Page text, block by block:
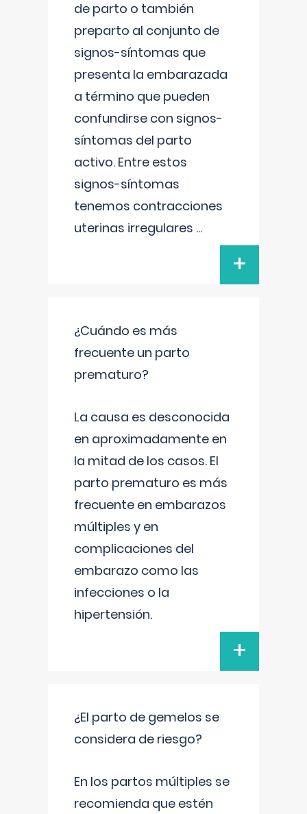
de parto o también
preparto al conjunto de
signos-síntomas que
presenta la embarazada
a término que pueden
confundirse con signos-
síntomas del parto
activo. Entre estos
signos-síntomas
tenemos contracciones
uterinas irregulares ...
+
¿Cuándo es más
frecuente un parto
prematuro?
La causa es desconocida
en aproximadamente en
la mitad de los casos. El
parto prematuro es más
frecuente en embarazos
múltiples y en
complicaciones del
embarazo como las
infecciones o la
hipertensión.
+
¿El parto de gemelos se
considera de riesgo?
En los partos múltiples se
recomienda que estén